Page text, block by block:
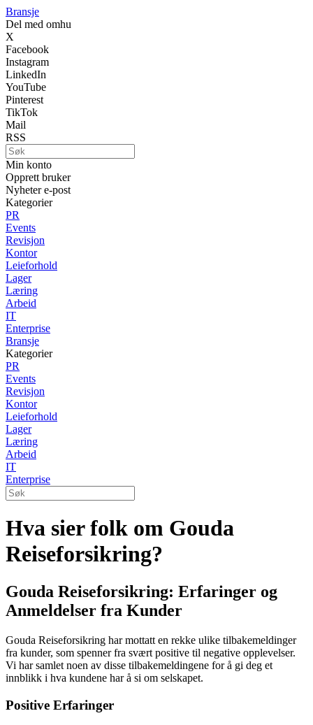
Bransje
Del med omhu
X
Facebook
Instagram
LinkedIn
YouTube
Pinterest
TikTok
Mail
RSS
Min konto
Opprett bruker
Nyheter e-post
Kategorier
PR
Events
Revisjon
Kontor
Leieforhold
Lager
Læring
Arbeid
IT
Enterprise
Bransje
Kategorier
PR
Events
Revisjon
Kontor
Leieforhold
Lager
Læring
Arbeid
IT
Enterprise
Hva sier folk om Gouda
Reiseforsikring?
Gouda Reiseforsikring: Erfaringer og
Anmeldelser fra Kunder
Gouda Reiseforsikring har mottatt en rekke ulike tilbakemeldinger
fra kunder, som spenner fra svært positive til negative opplevelser.
Vi har samlet noen av disse tilbakemeldingene for å gi deg et
innblikk i hva kundene har å si om selskapet.
Positive Erfaringer